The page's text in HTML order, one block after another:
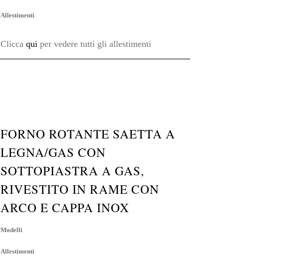
Allestimenti
Clicca qui per vedere tutti gli allestimenti
FORNO ROTANTE SAETTA A
LEGNA/GAS CON
SOTTOPIASTRA A GAS,
RIVESTITO IN RAME CON
ARCO E CAPPA INOX
Modelli
Allestimenti